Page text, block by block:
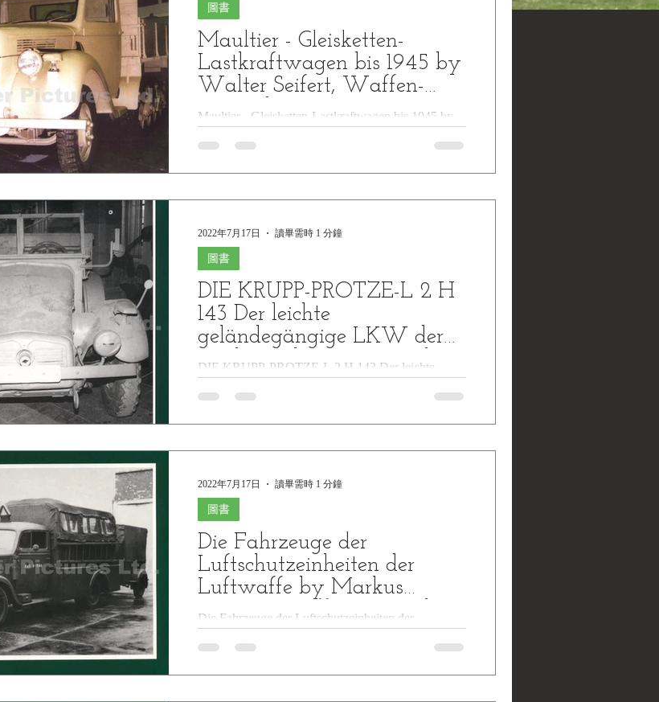
Maultier - Gleisketten-
Lastkraftwagen bis 1945 by
Walter Seifert, Waffen-
Arsenal
Maultier - Gleisketten-Lastkraftwagen bis 1945 by
圖書
DIE KRUPP-PROTZE-L 2 H
143 Der leichte
geländegängige LKW der
Wehrmacht im Einsatz by
Walter Seifert
DIE KRUPP-PROTZE-L 2 H 143 Der leichte
Fahrzeuge...
圖書
2022年7月17日 讀畢需時 1 分鐘
Die Fahrzeuge der
Luftschutzeinheiten der
Luftwaffe by Markus
Jaugitz, Waffen-Arsenal
Die Fahrzeuge der Luftschutzeinheiten der
Luftstreitkräfte...
圖書
2022年7月17日 讀畢需時 1 分鐘